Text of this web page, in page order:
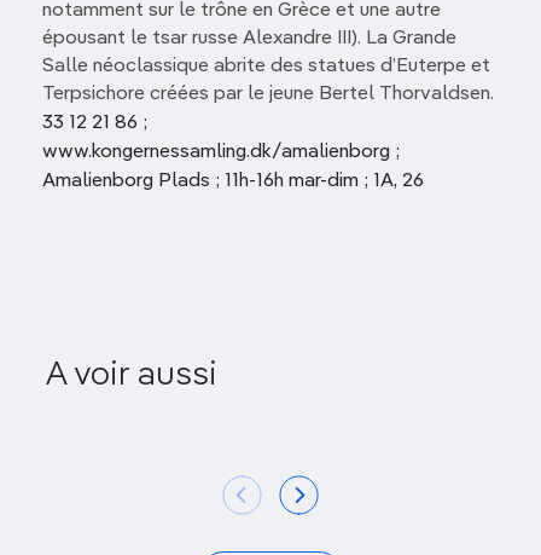
notamment sur le trône en Grèce et une autre
épousant le tsar russe Alexandre III). La Grande
Salle néoclassique abrite des statues d’Euterpe et
Terpsichore créées par le jeune Bertel Thorvaldsen.
33 12 21 86 ;
www.kongernessamling.dk/amalienborg ;
Amalienborg Plads ; 11h-16h mar-dim ; 1A, 26
A voir aussi
Marmorkirken